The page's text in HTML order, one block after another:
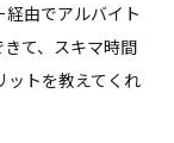
由でアルバイト
て、スキマ時間
ットを教えてくれ